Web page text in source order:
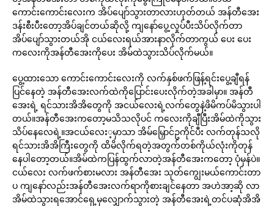
ကောင်းကောင်းလေးက အိပ်ပျော်သွားတာလားဟုတ်တယ် အန်တီအေး
ဒန်းစီးပီးတော့အိပ်ချင်တယ်ဆိုလို့ ကျနော်ပွေ့လှုပ်ပီးသိပ်လိုက်တာ
အိပ်ပျော်သွားတယ်အို ငယ်လေးရယ်အားနာလိုက်တာကွယ် ပေး ပေး
ကလေးကိုအန်တီအေးကိုပေး အိမ်ထဲသွားသိပ်လိုက်မယ်။
ပွေ့ထားသော ကောင်းကောင်းလေးကို လက်နှစ်ဖက်ဖြန့်ရင်းပွေ့ချီရန်
ပြင်နေတဲ့ အန်တီအေးလက်ထဲကိုပြောင်းပေးလိုက်တဲ့အခါမှာ။ အန်တီ
အေးရဲ့ ရင်သားအိအိတွေကို အငယ်လေးရဲ့လက်တွေနဲ့ဖိမိကပ်မိသွားပါ
တယ်။အန်တီအေးကတော့မသိသလိုပင် ကလေးကိုချီပြီးအိမ်ထဲကိုသွား
သိပ်နေလေရဲ့။အငယ်လေး့မှာသာ အိမ်မြှောင်ဥကိုင်ပီး လက်တုန်သလို
ရင်သားအိအိကြီးတွေကို ထိမိလိုက်ရတဲ့အတွက်တစ်ကိုယ်လုံးကိုတုန်
နေပါတော့တယ်။အိမ်ထဲကပြန်ထွက်လာတဲ့အန်တီအေးကတော့ ပုံမှန်ပဲ။
ငယ်လေး လက်ဖက်စားမလား အန်တီအေး သုတ်ကျွေးမယ်ကောင်းတာ
ပ ကျနော်လည်းအန်တီအေးလက်ရာကိုစားချင်နေတာ အဟဲအာ့ဆို လာ
အိမ်ထဲသွားရအောင်ရှေ့မှလျှောက်သွားတဲ့ အန်တီအေးရဲ့တင်ပဆုံအိအိ